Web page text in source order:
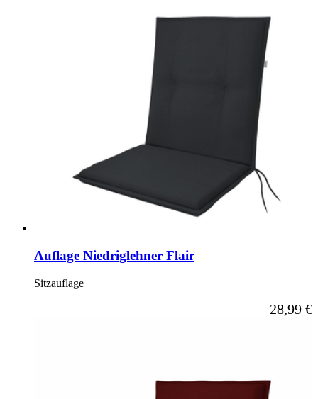
Auflage Niedriglehner Flair
Sitzauflage
Ab
28,99 €